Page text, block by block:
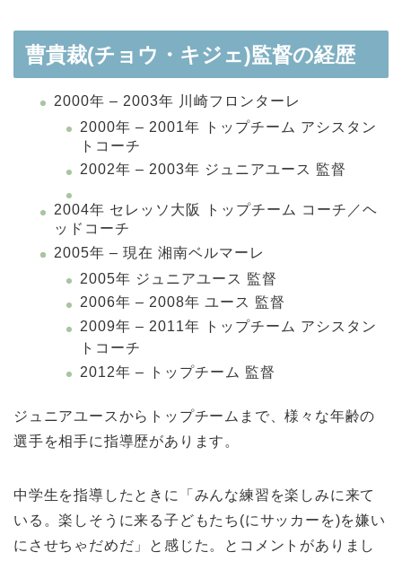
曹貴裁(チョウ・キジェ)監督の経歴
2000年 – 2003年 川崎フロンターレ
2000年 – 2001年 トップチーム アシスタン
トコーチ
2002年 – 2003年 ジュニアユース 監督
2004年 セレッソ大阪 トップチーム コーチ／ヘ
ッドコーチ
2005年 – 現在 湘南ベルマーレ
2005年 ジュニアユース 監督
2006年 – 2008年 ユース 監督
2009年 – 2011年 トップチーム アシスタン
トコーチ
2012年 – トップチーム 監督
ジュニアユースからトップチームまで、様々な年齢の
選手を相手に指導歴があります。
中学生を指導したときに「みんな練習を楽しみに来て
いる。楽しそうに来る子どもたち(にサッカーを)を嫌い
にさせちゃだめだ」と感じた。とコメントがありまし